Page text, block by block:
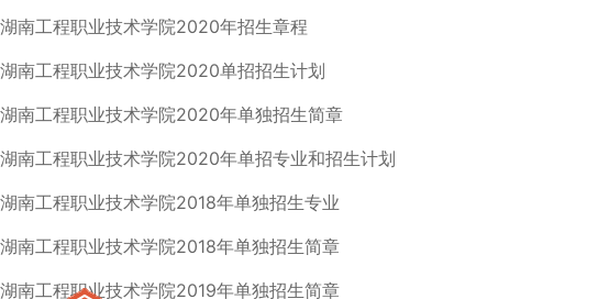
湖南工程职业技术学院2020年招生章程
湖南工程职业技术学院2020单招招生计划
湖南工程职业技术学院2020年单独招生简章
湖南工程职业技术学院2020年单招专业和招生计划
湖南工程职业技术学院2018年单独招生专业
湖南工程职业技术学院2018年单独招生简章
湖南工程职业技术学院2019年单独招生简章